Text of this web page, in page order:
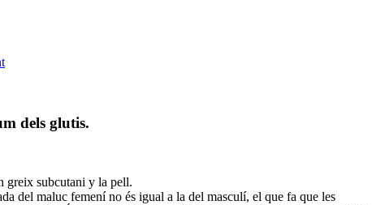
dels glutis.
greix subcutani y la pell.
del maluc femení no és igual a la del masculí, el que fa que les